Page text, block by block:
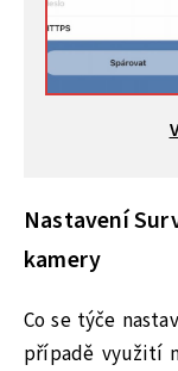
Nastavení
kamery
Co se týče
případě využití